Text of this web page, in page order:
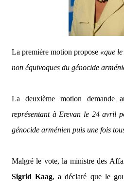
La première motion propose «que
non équivoques du génocide
La deuxième motion demande
représentant à Erevan le 24 avril
génocide arménien puis une fois
Malgré le vote, la ministre des
Sigrid Kaag, a déclaré que le